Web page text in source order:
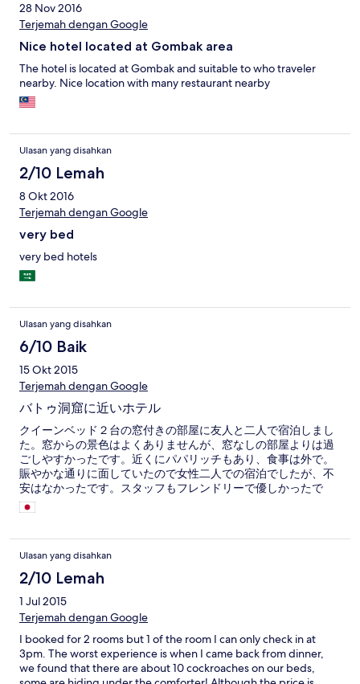
28 Nov 2016
Terjemah dengan Google
Nice hotel located at Gombak area
The hotel is located at Gombak and suitable to who traveler
nearby. Nice location with many restaurant nearby
Ulasan yang disahkan
2/10 Lemah
8 Okt 2016
Terjemah dengan Google
very bed
very bed hotels
Ulasan yang disahkan
6/10 Baik
15 Okt 2015
Terjemah dengan Google
バトゥ洞窟に近いホテル
クイーンベッド２台の窓付きの部屋に友人と二人で宿泊しまし
た。窓からの景色はよくありませんが、窓なしの部屋よりは過
ごしやすかったです。近くにパパリッチもあり、食事は外で。
賑やかな通りに面していたので女性二人での宿泊でしたが、不
安はなかったです。スタッフもフレンドリーで優しかったで
す。
Ulasan yang disahkan
2/10 Lemah
1 Jul 2015
Terjemah dengan Google
I booked for 2 rooms but 1 of the room I can only check in at
3pm. The worst experience is when I came back from dinner,
we found that there are about 10 cockroaches on our beds,